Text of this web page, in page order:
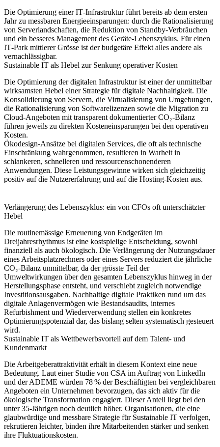
Die Optimierung einer IT‑Infrastruktur führt bereits ab dem ersten
Jahr zu messbaren Energieeinsparungen: durch die Rationalisierung
von Serverlandschaften, die Reduktion von Standby‑Verbräuchen
und ein besseres Management des Geräte‑Lebenszyklus. Für einen
IT‑Park mittlerer Grösse ist der budgetäre Effekt alles andere als
vernachlässigbar.
Sustainable IT als Hebel zur Senkung operativer Kosten
Die Optimierung der digitalen Infrastruktur ist einer der unmittelbar
wirksamsten Hebel einer Strategie für digitale Nachhaltigkeit. Die
Konsolidierung von Servern, die Virtualisierung von Umgebungen,
die Rationalisierung von Softwarelizenzen sowie die Migration zu
Cloud‑Angeboten mit transparent dokumentierter CO₂‑Bilanz
führen jeweils zu direkten Kosteneinsparungen bei den operativen
Kosten.
Ökodesign‑Ansätze bei digitalen Services, die oft als technische
Einschränkung wahrgenommen, resultieren in Warheit in
schlankeren, schnelleren und ressourcenschonenderen
Anwendungen. Diese Leistungsgewinne wirken sich gleichzeitig
positiv auf die Nutzererfahrung und auf die Hosting‑Kosten aus.
Verlängerung des Lebenszyklus: ein von CFOs oft unterschätzter
Hebel
Die routinemässige Erneuerung von Endgeräten im
Dreijahresrhythmus ist eine kostspielige Entscheidung, sowohl
finanziell als auch ökologisch. Die Verlängerung der Nutzungsdauer
eines Arbeitsplatzrechners oder eines Servers reduziert die jährliche
CO₂‑Bilanz unmittelbar, da der grösste Teil der
Umweltwirkungen über den gesamten Lebenszyklus hinweg in der
Herstellungsphase entsteht, und verschiebt zugleich notwendige
Investitionsausgaben. Nachhaltige digitale Praktiken rund um das
digitale Anlagenvermögen wie Bestandsaudits, internes
Refurbishment und Wiederverwendung stellen ein konkretes
Optimierungspotenzial dar, das bislang selten systematisch gesteuert
wird.
Sustainable IT als Wettbewerbsvorteil auf dem Talent‑ und
Kundenmarkt
Die Arbeitgeberattraktivität erhält in diesem Kontext eine neue
Bedeutung. Laut einer Studie von CSA im Auftrag von LinkedIn
und der ADEME würden 78 % der Beschäftigten bei vergleichbaren
Angeboten ein Unternehmen bevorzugen, das sich aktiv für die
ökologische Transformation engagiert. Dieser Anteil liegt bei den
unter 35‑Jährigen noch deutlich höher. Organisationen, die eine
glaubwürdige und messbare Strategie für Sustainable IT verfolgen,
rekrutieren leichter, binden ihre Mitarbeitenden stärker und senken
ihre Fluktuationskosten.